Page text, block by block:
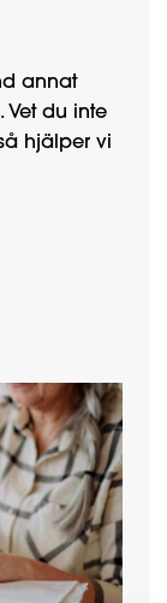
annat
du inte
hjälper vi